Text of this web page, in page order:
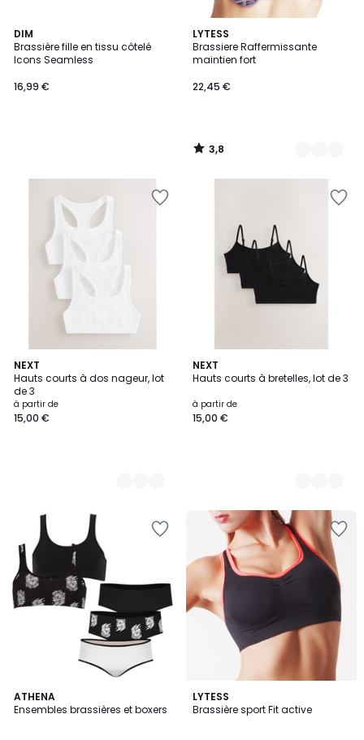
DIM
Brassière fille en tissu côtelé
Icons Seamless
16,99 €
LYTESS
Brassiere Raffermissante
maintien fort
22,45 €
3,8
/ 5
2
Couleurs
3,8
/
NEXT
Hauts courts à dos nageur, lot
de 3
à partir de
15,00 €
3
Couleurs
NEXT
Hauts courts à bretelles, lot de 3
à partir de
15,00 €
2
Couleurs
ATHENA
Ensembles brassières et boxers
2
Couleurs
LYTESS
Brassière sport Fit active
3
/
2
Couleurs